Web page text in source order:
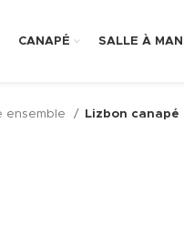
CANAPÉ SALLE À
ensemble Lizbon